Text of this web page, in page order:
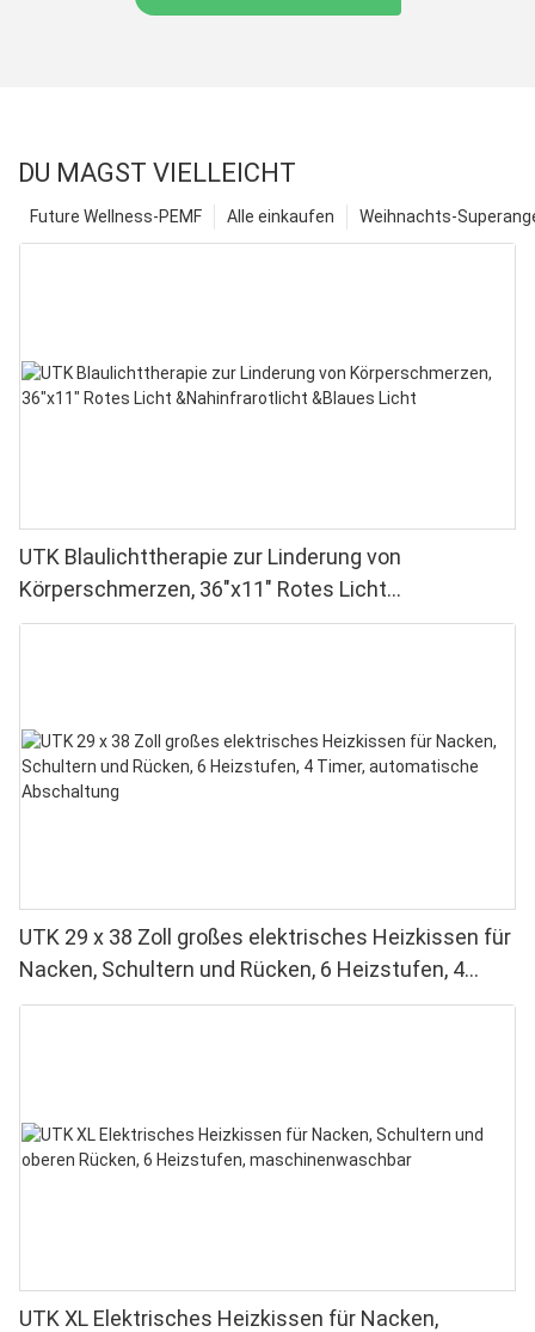
DU MAGST VIELLEICHT
Weihnachts-
Alle einkaufen
Future Wellness-PEMF
UTK Blaulichttherapie zur Linderung von
Körperschmerzen, 36"x11" Rotes Licht
&Nahinfrarotlicht &Blaues Licht
UTK 29 x 38 Zoll großes elektrisches Heizkissen für
Nacken, Schultern und Rücken, 6 Heizstufen, 4
Timer, automatische Abschaltung
UTK XL Elektrisches Heizkissen für Nacken,